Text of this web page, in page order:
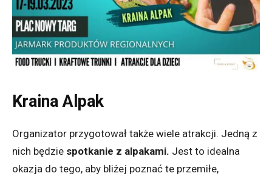
Kraina Alpak
Organizator przygotował także wiele atrakcji. Jedną z
nich będzie spotkanie z alpakami. Jest to idealna
okazja do tego, aby bliżej poznać te przemiłe,